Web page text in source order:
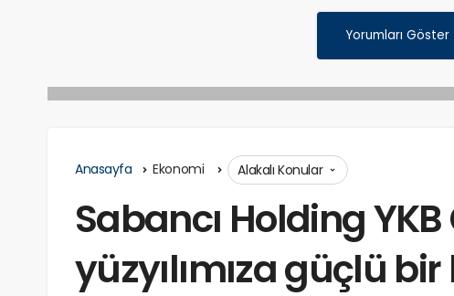
Yorumları Göster
Anasayfa Ekonomi Alakalı Konular
Sabancı Holding
yüzyılımıza güçlü